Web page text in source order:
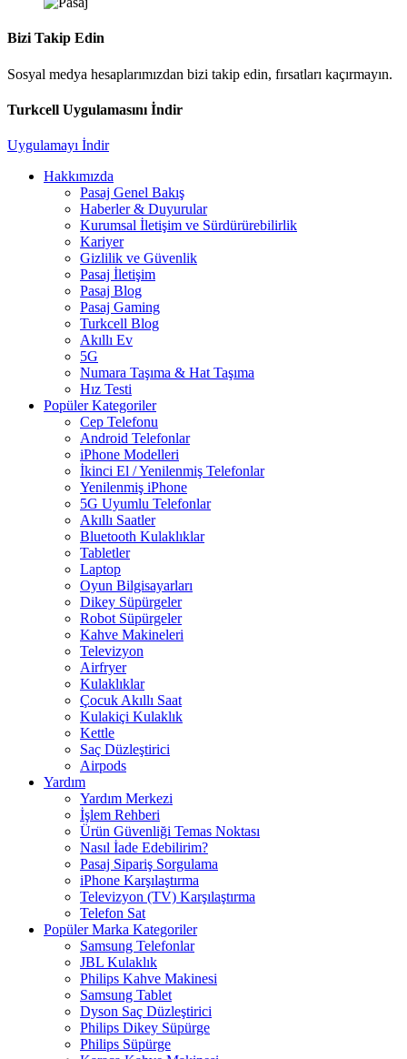
Bizi Takip Edin
Sosyal medya hesaplarımızdan bizi takip edin, fırsatları kaçırmayın.
Turkcell Uygulamasını İndir
Uygulamayı İndir
Hakkımızda
Pasaj Genel Bakış
Haberler & Duyurular
Kurumsal İletişim ve Sürdürürebilirlik
Kariyer
Gizlilik ve Güvenlik
Pasaj İletişim
Pasaj Blog
Pasaj Gaming
Turkcell Blog
Akıllı Ev
5G
Numara Taşıma & Hat Taşıma
Hız Testi
Popüler Kategoriler
Cep Telefonu
Android Telefonlar
iPhone Modelleri
İkinci El / Yenilenmiş Telefonlar
Yenilenmiş iPhone
5G Uyumlu Telefonlar
Akıllı Saatler
Bluetooth Kulaklıklar
Tabletler
Laptop
Oyun Bilgisayarları
Dikey Süpürgeler
Robot Süpürgeler
Kahve Makineleri
Televizyon
Airfryer
Kulaklıklar
Çocuk Akıllı Saat
Kulakiçi Kulaklık
Kettle
Saç Düzleştirici
Airpods
Yardım
Yardım Merkezi
İşlem Rehberi
Ürün Güvenliği Temas Noktası
Nasıl İade Edebilirim?
Pasaj Sipariş Sorgulama
iPhone Karşılaştırma
Televizyon (TV) Karşılaştırma
Telefon Sat
Popüler Marka Kategoriler
Samsung Telefonlar
JBL Kulaklık
Philips Kahve Makinesi
Samsung Tablet
Dyson Saç Düzleştirici
Philips Dikey Süpürge
Philips Süpürge